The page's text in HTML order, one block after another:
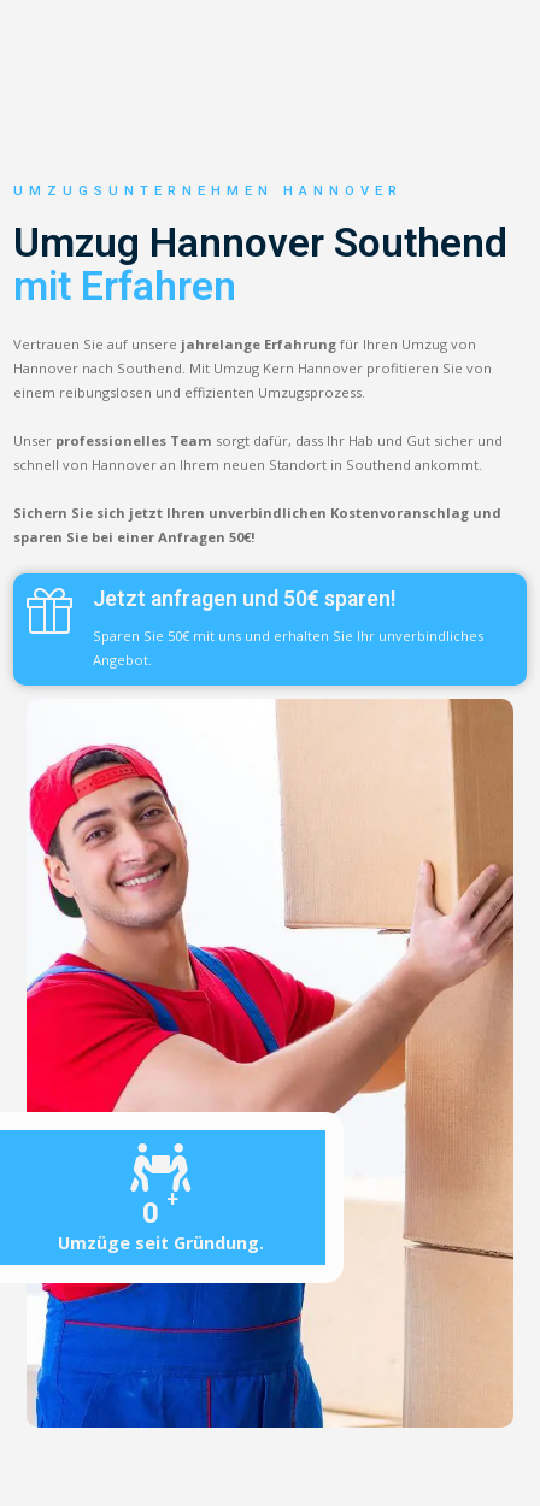
0 +
Umzüge seit Gründung.
UMZUGSUNTERNEHMEN HANNOVER
Umzug Hannover Southend
mit Erfahren
Vertrauen Sie auf unsere jahrelange Erfahrung für Ihren Umzug von
Hannover nach Southend. Mit Umzug Kern Hannover profitieren Sie von
einem reibungslosen und effizienten Umzugsprozess.
Unser professionelles Team sorgt dafür, dass Ihr Hab und Gut sicher und
schnell von Hannover an Ihrem neuen Standort in Southend ankommt.
Sichern Sie sich jetzt Ihren unverbindlichen Kostenvoranschlag und
sparen Sie bei einer Anfragen 50€!
Jetzt anfragen und 50€ sparen!
Sparen Sie 50€ mit uns und erhalten Sie Ihr unverbindliches
Angebot.